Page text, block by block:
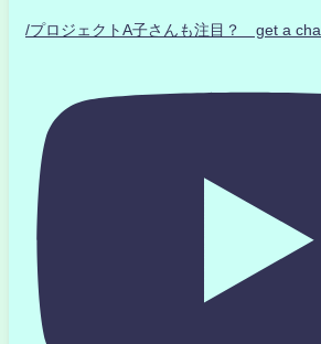
/プロジェクトA子さんも注目？ get a